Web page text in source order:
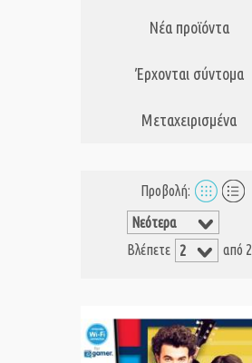
Νέα προϊόντα
Έρχονται σύντομα
Μεταχειρισμένα
Προβολή:
Βλέπετε από 2